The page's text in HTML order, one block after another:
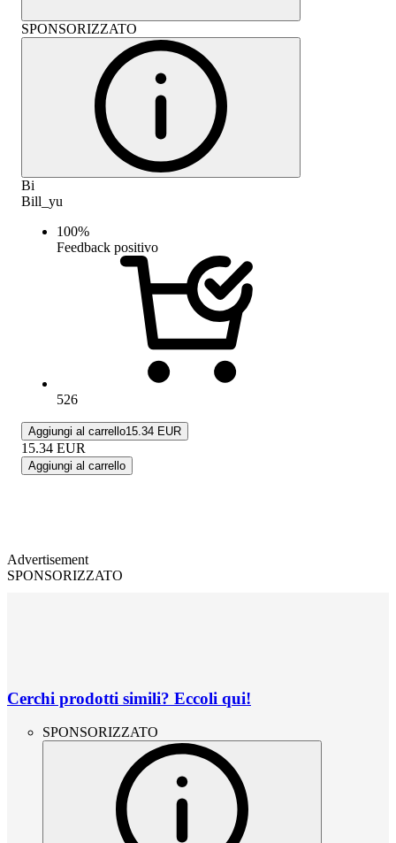
SPONSORIZZATO
Bi
Bill_yu
100%
Feedback positivo
526
Aggiungi al carrello15.34 EUR
15.34 EUR
Aggiungi al carrello
Advertisement
SPONSORIZZATO
Cerchi prodotti simili? Eccoli qui!
SPONSORIZZATO